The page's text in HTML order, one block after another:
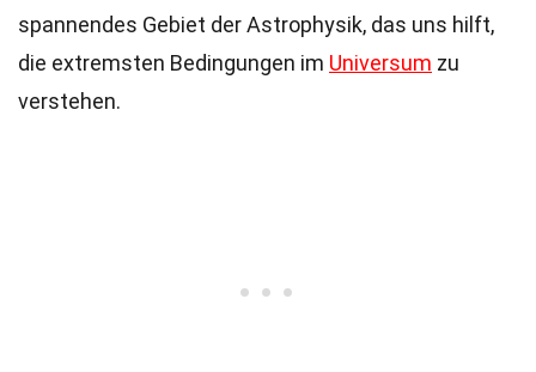
spannendes Gebiet der Astrophysik, das uns hilft,
die extremsten Bedingungen im Universum zu
verstehen.